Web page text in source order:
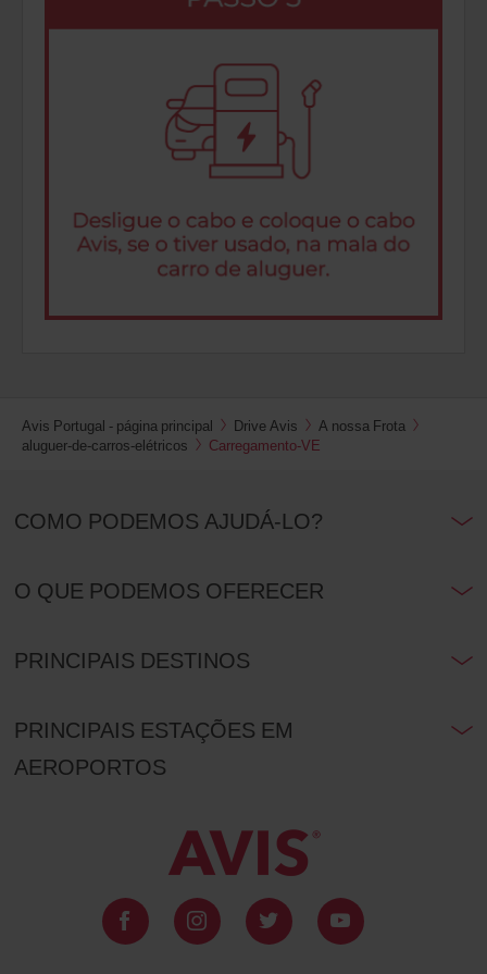
Avis Portugal - página principal Drive Avis
A nossa Frota
aluguer-de-carros-elétricos
Carregamento-VE
COMO PODEMOS AJUDÁ-LO?
O QUE PODEMOS OFERECER
PRINCIPAIS DESTINOS
PRINCIPAIS ESTAÇÕES EM
AEROPORTOS